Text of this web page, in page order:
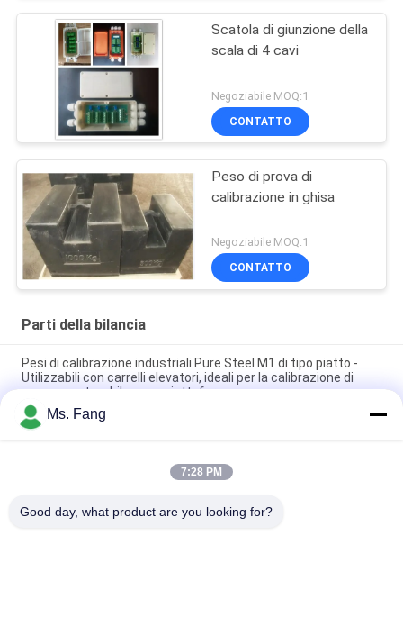
Scatola di giunzione della
scala di 4 cavi
Negoziabile MOQ:1
CONTATTO
Peso di prova di
calibrazione in ghisa
Negoziabile MOQ:1
CONTATTO
Parti della bilancia
Pesi di calibrazione industriali Pure Steel M1 di tipo piatto -
Utilizzabili con carrelli elevatori, ideali per la calibrazione di
pese a ponte e bilance a piattaforma
Alta qualità 500 kg 1000 kg 2000 kg rettangolare piatto di ferro
fuso pesi nero classe M1 basso prezzo
Controllo dei processi industriali Utilizzo di plastica 4 linee di
Ms. Fang
7:28 PM
Good day, what product are you looking for?